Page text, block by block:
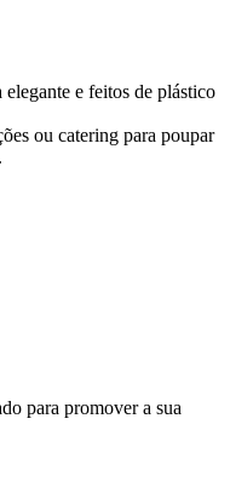
e feitos de plástico
ou catering para poupar
para promover a sua